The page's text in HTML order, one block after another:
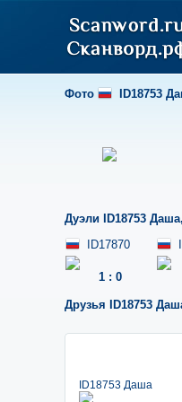
Фото ID18753
Дуэли ID18753 Даша,
ID17870
1 : 0
Друзья ID18753
ID18753 Даша